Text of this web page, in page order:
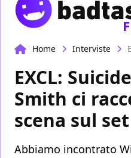
Home Interviste
EXCL:
Smith ci
scena sul
Abbiamo incontrato